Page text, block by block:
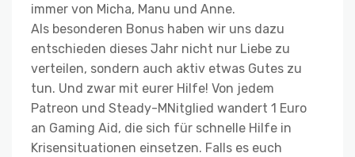
immer von Micha, Manu und Anne.
Als besonderen Bonus haben wir uns dazu
entschieden dieses Jahr nicht nur Liebe zu
verteilen, sondern auch aktiv etwas Gutes zu
tun. Und zwar mit eurer Hilfe! Von jedem
Patreon und Steady-MNitglied wandert 1 Euro
an Gaming Aid, die sich für schnelle Hilfe in
Krisensituationen einsetzen. Falls es euch